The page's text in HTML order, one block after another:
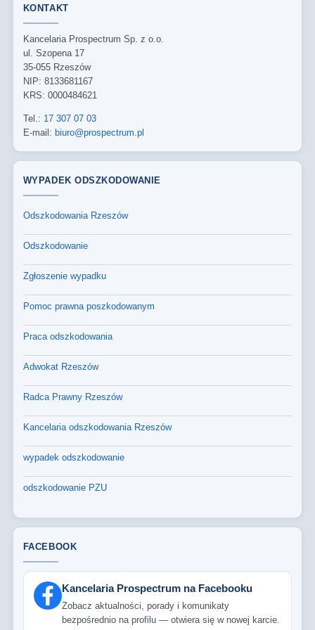
KONTAKT
Kancelaria Prospectrum Sp. z o.o.
ul. Szopena 17
35-055 Rzeszów
NIP: 8133681167
KRS: 0000484621
Tel.: 17 307 07 03
E-mail: biuro@prospectrum.pl
WYPADEK ODSZKODOWANIE
Odszkodowania Rzeszów
Odszkodowanie
Zgłoszenie wypadku
Pomoc prawna poszkodowanym
Praca odszkodowania
Adwokat Rzeszów
Radca Prawny Rzeszów
Kancelaria odszkodowania Rzeszów
wypadek odszkodowanie
odszkodowanie PZU
FACEBOOK
Kancelaria Prospectrum na Facebooku
Zobacz aktualności, porady i komunikaty
bezpośrednio na profilu — otwiera się w nowej karcie.